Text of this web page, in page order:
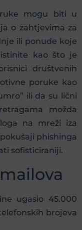
mogu biti u
o zahtjevima za
ili ponude koje
kao što je
društvenih
poruke kao
ili da su lični
možda
na mreži iza
phishinga
sofisticiraniji.
ugasio 45.000
brojeva